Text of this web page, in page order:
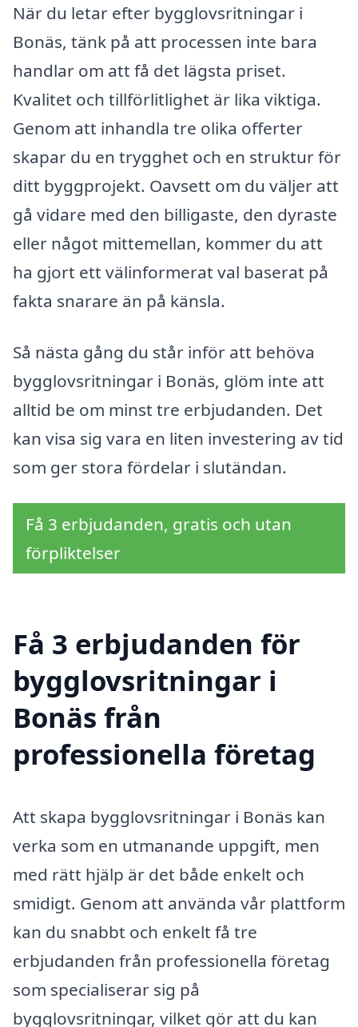
När du letar efter bygglovsritningar i
Bonäs, tänk på att processen inte bara
handlar om att få det lägsta priset.
Kvalitet och tillförlitlighet är lika viktiga.
Genom att inhandla tre olika offerter
skapar du en trygghet och en struktur för
ditt byggprojekt. Oavsett om du väljer att
gå vidare med den billigaste, den dyraste
eller något mittemellan, kommer du att
ha gjort ett välinformerat val baserat på
fakta snarare än på känsla.
Så nästa gång du står inför att behöva
bygglovsritningar i Bonäs, glöm inte att
alltid be om minst tre erbjudanden. Det
kan visa sig vara en liten investering av tid
som ger stora fördelar i slutändan.
Få 3 erbjudanden, gratis och utan
förpliktelser
Få 3 erbjudanden för
bygglovsritningar i
Bonäs från
professionella företag
Att skapa bygglovsritningar i Bonäs kan
verka som en utmanande uppgift, men
med rätt hjälp är det både enkelt och
smidigt. Genom att använda vår plattform
kan du snabbt och enkelt få tre
erbjudanden från professionella företag
som specialiserar sig på
bygglovsritningar, vilket gör att du kan